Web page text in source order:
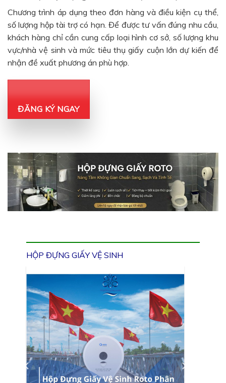
Chương trình áp dụng theo đơn hàng và điều kiện cụ thể,
số lượng hộp tài trợ có hạn. Để được tư vấn đúng nhu cầu,
khách hàng chỉ cần cung cấp loại hình cơ sở, số lượng khu
vực/nhà vệ sinh và mức tiêu thụ giấy cuộn lớn dự kiến để
nhận đề xuất phương án phù hợp.
ĐĂNG KÝ NGAY
HỘP ĐỰNG GIẤY VỆ SINH